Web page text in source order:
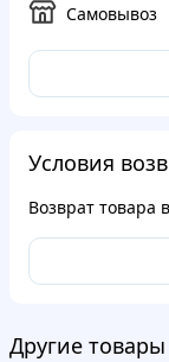
Самовывоз
Условия
Возврат товара
Другие